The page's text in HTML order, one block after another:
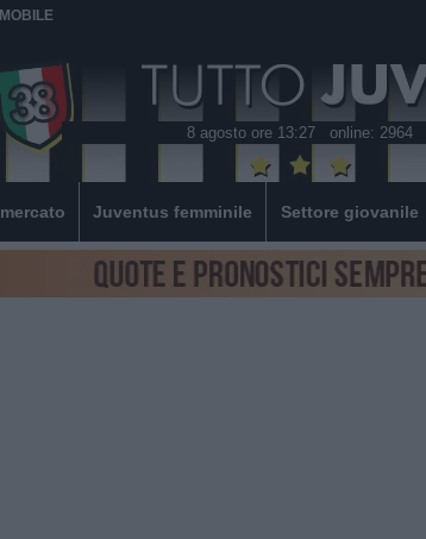
MOBILE
8 agosto ore 13:27 online: 2964
Juventus femminile Settore giovanile